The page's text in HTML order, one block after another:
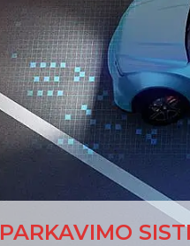
PARKAVIMO